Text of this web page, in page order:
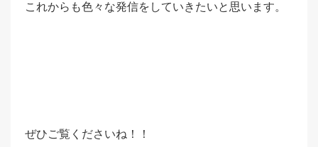
これからも色々な発信をしていきたいと思います。
ぜひご覧くださいね！！